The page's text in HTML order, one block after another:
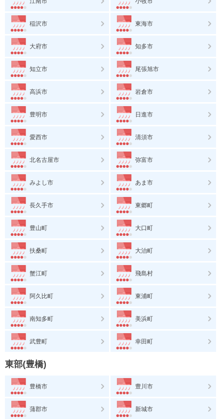
稲沢市 東海市
大府市 知多市
知立市 尾張旭市
高浜市 岩倉市
豊明市 日進市
愛西市 清須市
北名古屋市 弥富市
みよし市 あま市
長久手市 東郷町
豊山町 大口町
扶桑町 大治町
蟹江町 飛島村
阿久比町 東浦町
南知多町 美浜町
武豊町 幸田町
東部(豊橋)
豊橋市 豊川市
蒲郡市 新城市